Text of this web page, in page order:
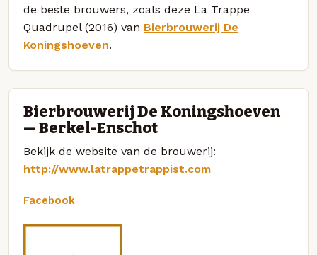
de beste brouwers, zoals deze La Trappe
Quadrupel (2016) van Bierbrouwerij De
Koningshoeven.
Bierbrouwerij De Koningshoeven
— Berkel-Enschot
Bekijk de website van de brouwerij:
http://www.latrappetrappist.com
Facebook